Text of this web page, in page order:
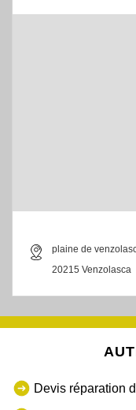
plaine de
20215 Venzolasca
Devis réparation